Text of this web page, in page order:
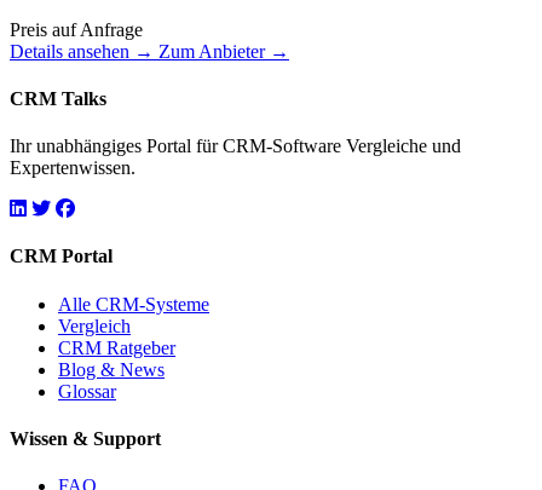
Preis auf Anfrage
Details ansehen → Zum Anbieter →
CRM Talks
Ihr unabhängiges Portal für CRM-Software Vergleiche und
Expertenwissen.
CRM Portal
Alle CRM-Systeme
Vergleich
CRM Ratgeber
Blog & News
Glossar
Wissen & Support